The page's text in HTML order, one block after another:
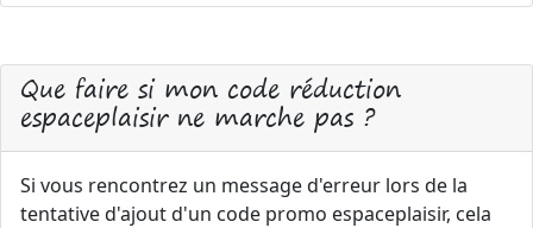
Que faire si mon code réduction
espaceplaisir ne marche pas ?
Si vous rencontrez un message d'erreur lors de la
tentative d'ajout d'un code promo espaceplaisir, cela